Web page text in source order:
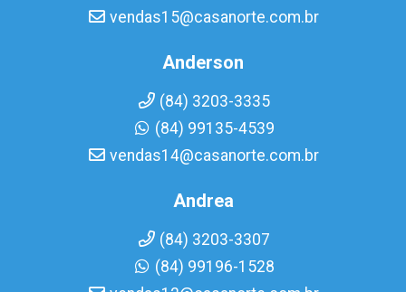
vendas15@casanorte.com.br
Anderson
(84) 3203-3335
(84) 99135-4539
vendas14@casanorte.com.br
Andrea
(84) 3203-3307
(84) 99196-1528